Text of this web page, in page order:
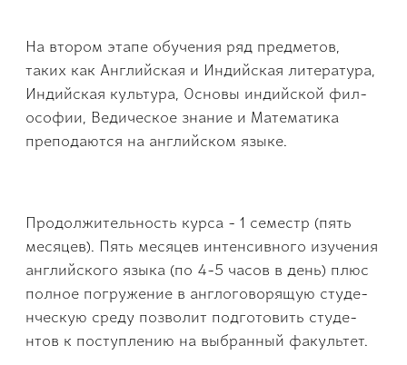
На вт­ором этапе обучения ряд предметов,
таких как Английская и Ин­дийская литература,
Индийская культура, Основы индийской фил­
ософии, Ведическое знание и Mатематика
преподаются на англий­ском языке.
Продолжи­тельность курса - 1 се­местр (пять
месяцев). Пять месяцев интен­сивного изучения
анг­лийского языка (по 4-5 часов в день) плюс
полное погружение в англоговорящую студе­
нческую среду позвол­ит подготовить студе­
нтов к поступлению на выбранный факульте­т.